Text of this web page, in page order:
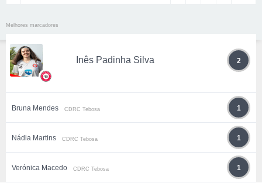
Melhores marcadores
Inês Padinha Silva 2
Bruna Mendes CDRC Tebosa 1
Nádia Martins CDRC Tebosa 1
Verónica Macedo CDRC Tebosa 1